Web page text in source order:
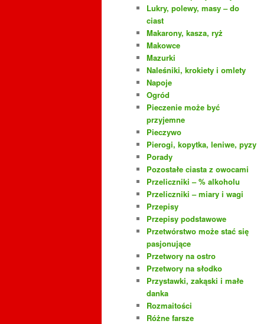
Lukry, polewy, masy – do
ciast
Makarony, kasza, ryż
Makowce
Mazurki
Naleśniki, krokiety i omlety
Napoje
Ogród
Pieczenie może być
przyjemne
Pieczywo
Pierogi, kopytka, leniwe, pyzy
Porady
Pozostałe ciasta z owocami
Przeliczniki – % alkoholu
Przeliczniki – miary i wagi
Przepisy
Przepisy podstawowe
Przetwórstwo może stać się
pasjonujące
Przetwory na ostro
Przetwory na słodko
Przystawki, zakąski i małe
danka
Rozmaitości
Różne farsze